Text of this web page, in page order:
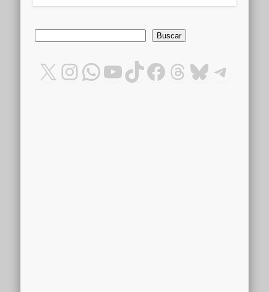
Buscar
X Instagram
WhatsApp
YouTube
TikTok
Facebook
Threads
Bluesky